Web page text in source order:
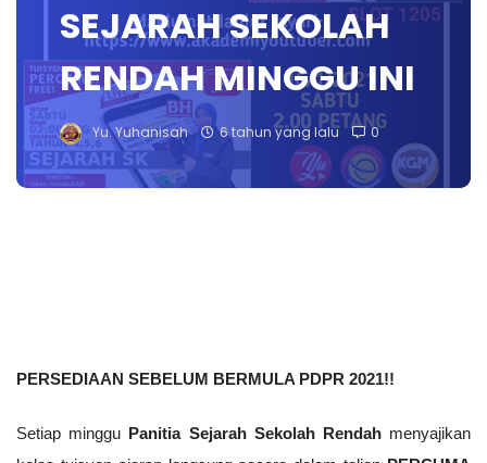
SEJARAH SEKOLAH
RENDAH MINGGU INI
Yu. Yuhanisah 6 tahun yang lalu 0
PERSEDIAAN SEBELUM BERMULA PDPR 2021!!
Setiap minggu Panitia Sejarah Sekolah Rendah menyajikan